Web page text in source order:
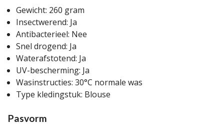
Gewicht: 260 gram
Insectwerend: Ja
Antibacterieel: Nee
Snel drogend: Ja
Waterafstotend: Ja
UV-bescherming: Ja
Wasinstructies: 30°C normale was
Type kledingstuk: Blouse
Pasvorm